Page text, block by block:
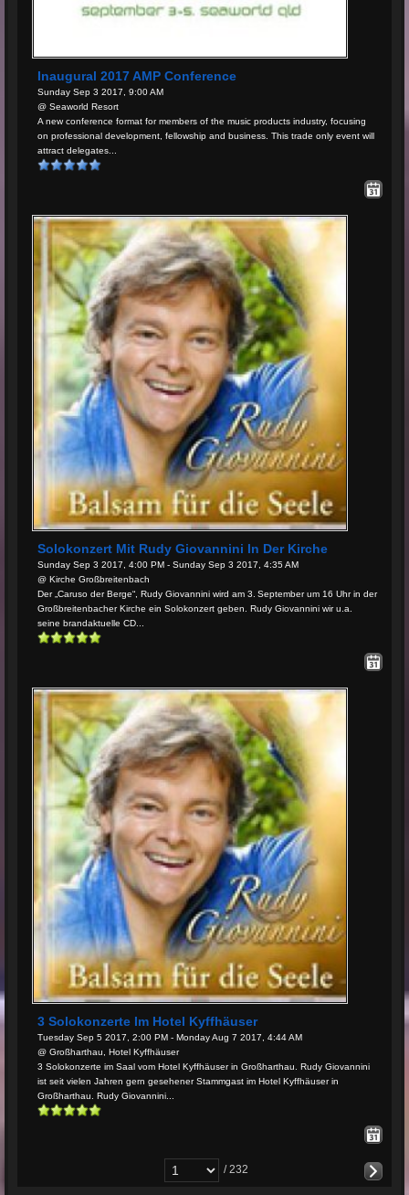
Inaugural 2017 AMP Conference
Sunday Sep 3 2017, 9:00 AM
@ Seaworld Resort
A new conference format for members of the music products industry, focusing
on professional development, fellowship and business. This trade only event will
attract delegates...
Solokonzert Mit Rudy Giovannini In Der Kirche
Sunday Sep 3 2017, 4:00 PM - Sunday Sep 3 2017, 4:35 AM
@ Kirche Großbreitenbach
Der „Caruso der Berge“, Rudy Giovannini wird am 3. September um 16 Uhr in der
Großbreitenbacher Kirche ein Solokonzert geben. Rudy Giovannini wir u.a.
seine brandaktuelle CD...
3 Solokonzerte Im Hotel Kyffhäuser
Tuesday Sep 5 2017, 2:00 PM - Monday Aug 7 2017, 4:44 AM
@ Großharthau, Hotel Kyffhäuser
3 Solokonzerte im Saal vom Hotel Kyffhäuser in Großharthau. Rudy Giovannini
ist seit vielen Jahren gern gesehener Stammgast im Hotel Kyffhäuser in
Großharthau. Rudy Giovannini...
/ 232